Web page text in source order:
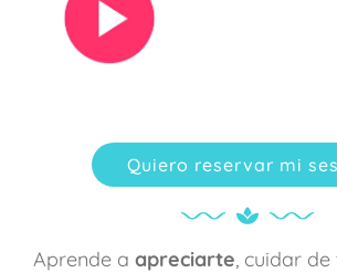
Quiero reservar mi
Aprende a apreciarte, cuidar de